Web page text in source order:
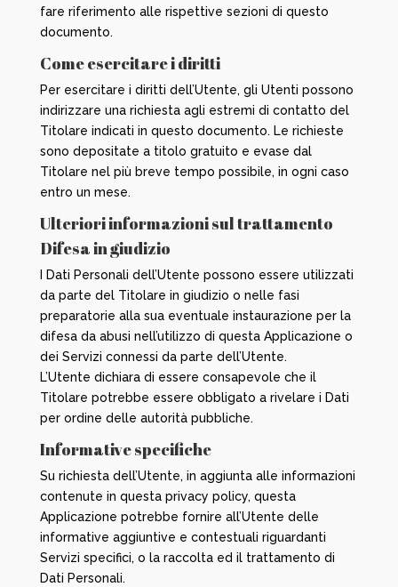
fare riferimento alle rispettive sezioni di questo
documento.
Come esercitare i diritti
Per esercitare i diritti dell’Utente, gli Utenti possono
indirizzare una richiesta agli estremi di contatto del
Titolare indicati in questo documento. Le richieste
sono depositate a titolo gratuito e evase dal
Titolare nel più breve tempo possibile, in ogni caso
entro un mese.
Ulteriori informazioni sul trattamento
Difesa in giudizio
I Dati Personali dell’Utente possono essere utilizzati
da parte del Titolare in giudizio o nelle fasi
preparatorie alla sua eventuale instaurazione per la
difesa da abusi nell’utilizzo di questa Applicazione o
dei Servizi connessi da parte dell’Utente.
L’Utente dichiara di essere consapevole che il
Titolare potrebbe essere obbligato a rivelare i Dati
per ordine delle autorità pubbliche.
Informative specifiche
Su richiesta dell’Utente, in aggiunta alle informazioni
contenute in questa privacy policy, questa
Applicazione potrebbe fornire all’Utente delle
informative aggiuntive e contestuali riguardanti
Servizi specifici, o la raccolta ed il trattamento di
Dati Personali.